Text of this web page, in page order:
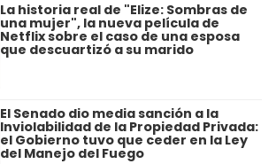
La historia real de "Elize: Sombras de
una mujer", la nueva película de
Netflix sobre el caso de una esposa
que descuartizó a su marido
El Senado dio media sanción a la
Inviolabilidad de la Propiedad Privada:
el Gobierno tuvo que ceder en la Ley
del Manejo del Fuego